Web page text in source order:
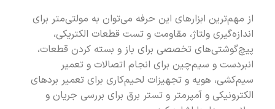
از مهم‌ترین ابزارهای این حرفه می‌توان به مولتی‌متر برای
اندازه‌گیری ولتاژ، مقاومت و تست قطعات الکتریکی،
پیچ‌گوشتی‌های تخصصی برای باز و بسته کردن قطعات،
انبردست و سیم‌چین برای انجام اتصالات و تعمیر
سیم‌کشی، هویه و تجهیزات لحیم‌کاری برای تعمیر بردهای
الکترونیکی و آمپرمتر و تستر برق برای بررسی جریان و